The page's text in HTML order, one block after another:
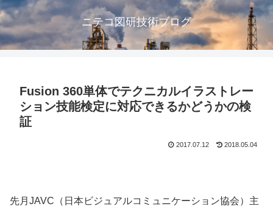
ニテコ図研技術ブログ
Fusion 360単体でテクニカルイラストレー
ション技能検定に対応できるかどうかの検
証
2017.07.12 2018.05.04
先月JAVC（日本ビジュアルコミュニケーション協会）主